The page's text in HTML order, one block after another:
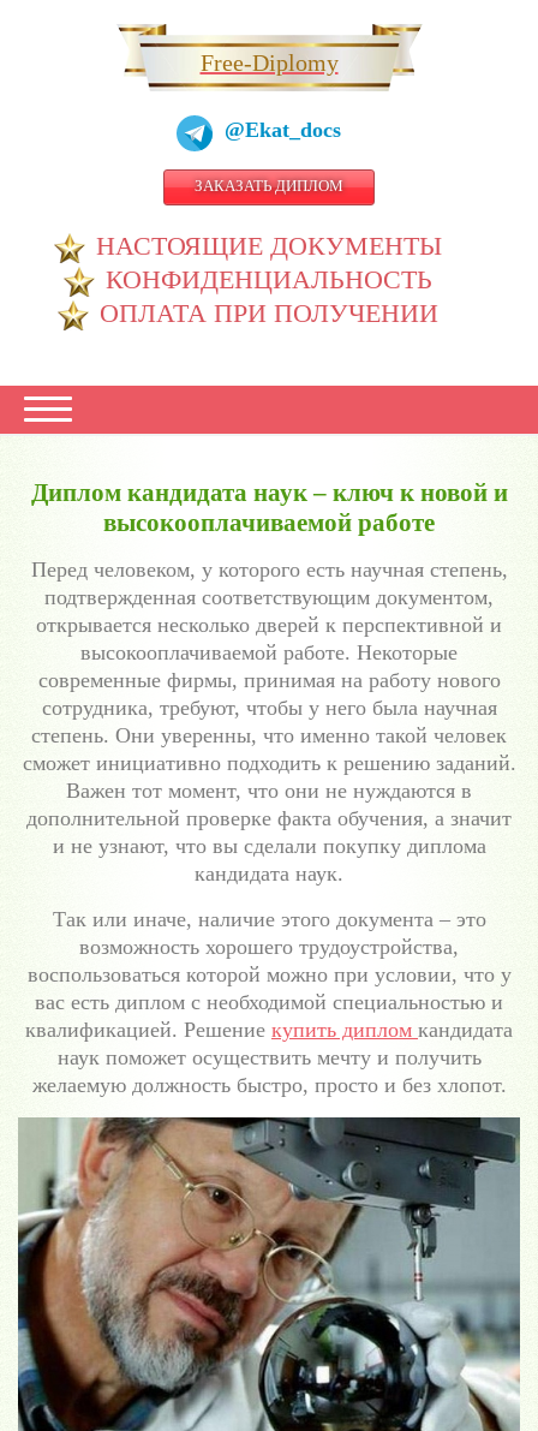
Free-Diplomy
@Ekat_docs
ЗАКАЗАТЬ ДИПЛОМ
НАСТОЯЩИЕ ДОКУМЕНТЫ
КОНФИДЕНЦИАЛЬНОСТЬ
ОПЛАТА ПРИ ПОЛУЧЕНИИ
Диплом кандидата наук – ключ к новой и
высокооплачиваемой работе
Перед человеком, у которого есть научная степень,
подтвержденная соответствующим документом,
открывается несколько дверей к перспективной и
высокооплачиваемой работе. Некоторые
современные фирмы, принимая на работу нового
сотрудника, требуют, чтобы у него была научная
степень. Они уверенны, что именно такой человек
сможет инициативно подходить к решению заданий.
Важен тот момент, что они не нуждаются в
дополнительной проверке факта обучения, а значит
и не узнают, что вы сделали покупку диплома
кандидата наук.
Так или иначе, наличие этого документа – это
возможность хорошего трудоустройства,
воспользоваться которой можно при условии, что у
вас есть диплом с необходимой специальностью и
квалификацией. Решение купить диплом кандидата
наук поможет осуществить мечту и получить
желаемую должность быстро, просто и без хлопот.